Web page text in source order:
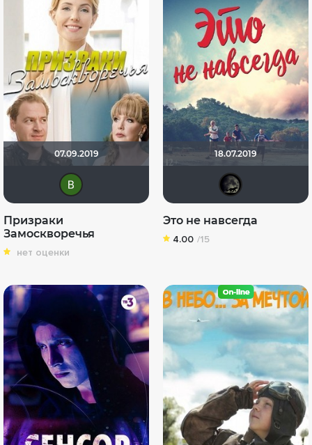
07.09.2019
Виктория Данилевская
Призраки
Замоскворечья
нет оценки
18.07.2019
Это не навсегда
4.00 /15